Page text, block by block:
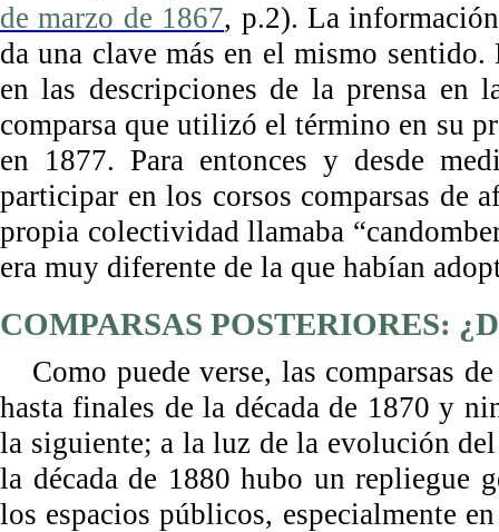
de marzo de 1867, p.2). La
da una clave más en el mismo
en las descripciones de la prensa en
comparsa que utilizó el término en su
en 1877. Para entonces y desde
participar en los corsos comparsas de
propia colectividad llamaba
era muy diferente de la que habían
COMPARSAS POSTERIORES:
Como puede verse, las comparsas
hasta finales de la década de 1870 y
la siguiente; a la luz de la evolución
la década de 1880 hubo un repliegue
los espacios públicos, especialmente